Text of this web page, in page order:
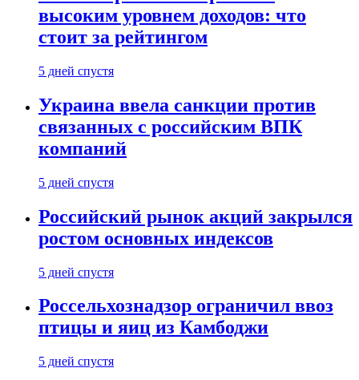
высоким уровнем доходов: что
стоит за рейтингом
5 дней спустя
Украина ввела санкции против
связанных с российским ВПК
компаний
5 дней спустя
Российский рынок акций закрылся
ростом основных индексов
5 дней спустя
Россельхознадзор ограничил ввоз
птицы и яиц из Камбоджи
5 дней спустя